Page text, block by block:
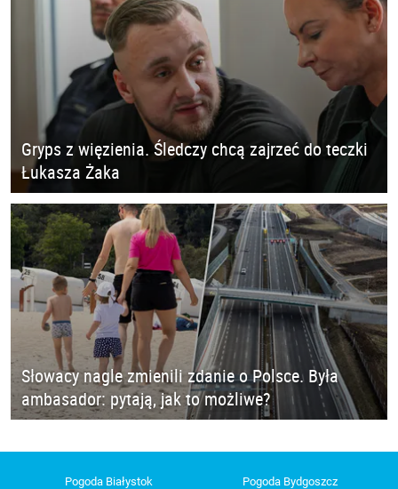
Gryps z więzienia. Śledczy chcą zajrzeć do teczki
Łukasza Żaka
Słowacy nagle zmienili zdanie o Polsce. Była
ambasador: pytają, jak to możliwe?
Pogoda Białystok Pogoda Bydgoszcz